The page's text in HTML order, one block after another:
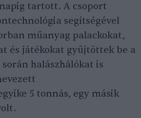
tartott. A csoport
segítségével
műanyag palackokat,
és játékokat gyűjtöttek be a
halászhálókat is
5 tonnás, egy másik